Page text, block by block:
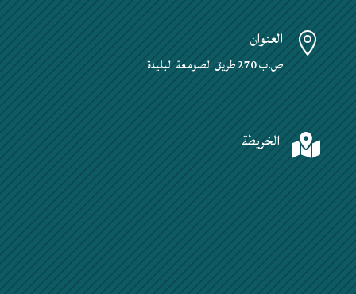
 العنوان
ص.ب 270 طريق الصومعة البليدة
 الخريطة